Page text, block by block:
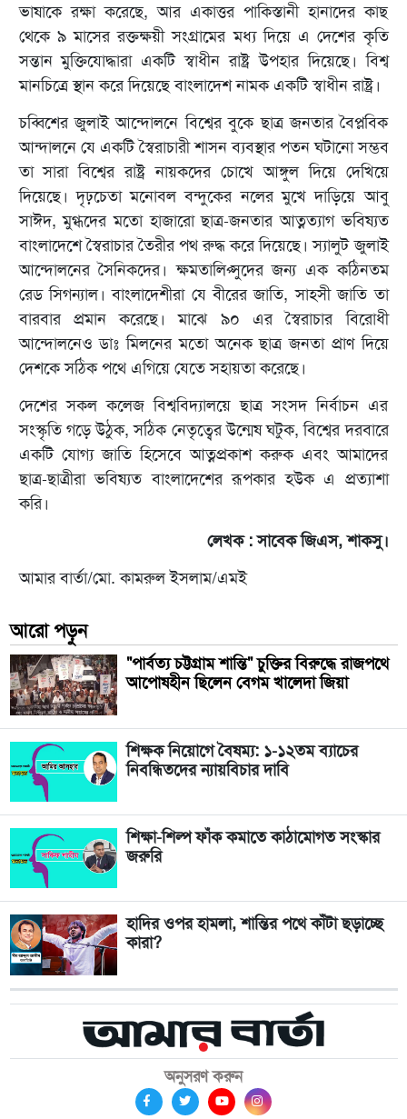
ভাষাকে রক্ষা করেছে, আর একাত্তর পাকিস্তানী হানাদের কাছ
থেকে ৯ মাসের রক্তক্ষয়ী সংগ্রামের মধ্য দিয়ে এ দেশের কৃতি
সন্তান মুক্তিযোদ্ধারা একটি স্বাধীন রাষ্ট্র উপহার দিয়েছে। বিশ্ব
মানচিত্রে স্থান করে দিয়েছে বাংলাদেশ নামক একটি স্বাধীন রাষ্ট্র।
চব্বিশের জুলাই আন্দোলনে বিশ্বের বুকে ছাত্র জনতার বৈপ্লবিক
আন্দালনে যে একটি স্বৈরাচারী শাসন ব্যবস্থার পতন ঘটানো সম্ভব
তা সারা বিশ্বের রাষ্ট্র নায়কদের চোখে আঙ্গুল দিয়ে দেখিয়ে
দিয়েছে। দৃঢ়চেতা মনোবল বন্দুকের নলের মুখে দাড়িয়ে আবু
সাঈদ, মুগ্ধদের মতো হাজারো ছাত্র-জনতার আত্নত্যাগ ভবিষ্যত
বাংলাদেশে স্বৈরাচার তৈরীর পথ রুদ্ধ করে দিয়েছে। স্যালুট জুলাই
আন্দোলনের সৈনিকদের। ক্ষমতালিপ্সুদের জন্য এক কঠিনতম
রেড সিগন্যাল। বাংলাদেশীরা যে বীরের জাতি, সাহসী জাতি তা
বারবার প্রমান করেছে। মাঝে ৯০ এর স্বৈরাচার বিরোধী
আন্দোলনেও ডাঃ মিলনের মতো অনেক ছাত্র জনতা প্রাণ দিয়ে
দেশকে সঠিক পথে এগিয়ে যেতে সহায়তা করেছে।
দেশের সকল কলেজ বিশ্ববিদ্যালয়ে ছাত্র সংসদ নির্বাচন এর
সংস্কৃতি গড়ে উঠুক, সঠিক নেতৃত্বের উন্মেষ ঘটুক, বিশ্বের দরবারে
একটি যোগ্য জাতি হিসেবে আত্নপ্রকাশ করুক এবং আমাদের
ছাত্র-ছাত্রীরা ভবিষ্যত বাংলাদেশের রূপকার হউক এ প্রত্যাশা
করি।
লেখক : সাবেক জিএস, শাকসু।
আমার বার্তা/মো. কামরুল ইসলাম/এমই
আরো পড়ুন
"পার্বত্য চট্টগ্রাম শান্তি" চুক্তির বিরুদ্ধে রাজপথে
আপোষহীন ছিলেন বেগম খালেদা জিয়া
শিক্ষক নিয়োগে বৈষম্য: ১-১২তম ব্যাচের
নিবন্ধিতদের ন্যায়বিচার দাবি
শিক্ষা-শিল্প ফাঁক কমাতে কাঠামোগত সংস্কার
জরুরি
হাদির ওপর হামলা, শান্তির পথে কাঁটা ছড়াচ্ছে
কারা?
অনুসরণ করুন